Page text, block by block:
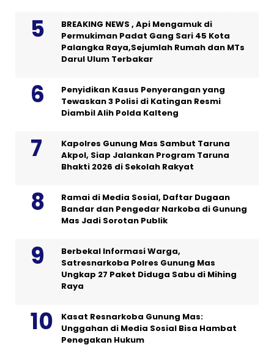
BREAKING NEWS , Api Mengamuk di
Permukiman Padat Gang Sari 45 Kota
Palangka Raya,Sejumlah Rumah dan MTs
Darul Ulum Terbakar
Penyidikan Kasus Penyerangan yang
Tewaskan 3 Polisi di Katingan Resmi
Diambil Alih Polda Kalteng
Kapolres Gunung Mas Sambut Taruna
Akpol, Siap Jalankan Program Taruna
Bhakti 2026 di Sekolah Rakyat
Ramai di Media Sosial, Daftar Dugaan
Bandar dan Pengedar Narkoba di Gunung
Mas Jadi Sorotan Publik
Berbekal Informasi Warga,
Satresnarkoba Polres Gunung Mas
Ungkap 27 Paket Diduga Sabu di Mihing
Raya
Kasat Resnarkoba Gunung Mas:
Unggahan di Media Sosial Bisa Hambat
Penegakan Hukum